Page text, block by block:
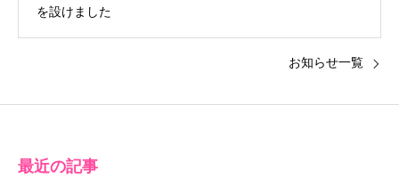
を設けました
お知らせ一覧
最近の記事